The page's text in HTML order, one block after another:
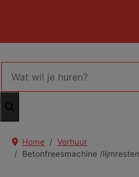
Home
Verhuur
Betonfreesmachine /